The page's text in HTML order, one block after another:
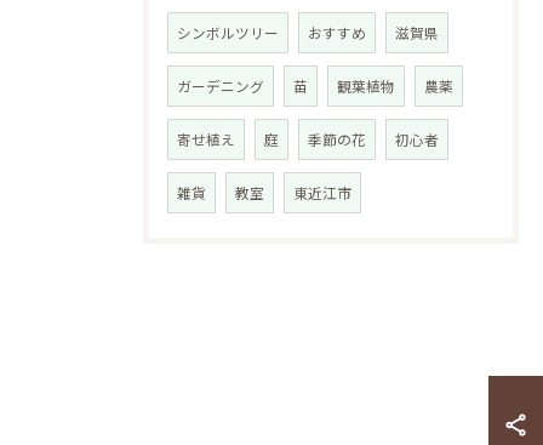
シンボルツリー おすすめ 滋賀県
ガーデニング 苗 観葉植物 農薬
寄せ植え 庭 季節の花 初心者
雑貨 教室 東近江市